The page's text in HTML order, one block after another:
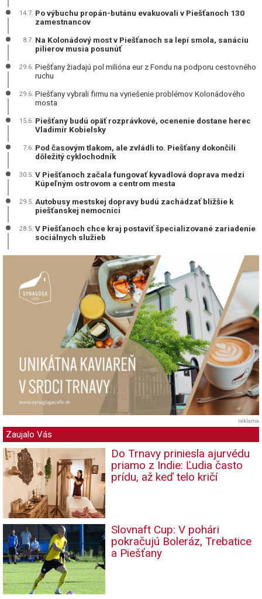
14.7. Po výbuchu propán-butánu evakuovali v Piešťanoch 130
zamestnancov
8.7. Na Kolonádový most v Piešťanoch sa lepí smola, sanáciu
pilierov musia posunúť
29.6. Piešťany žiadajú pol milióna eur z Fondu na podporu cestovného
ruchu
29.6. Piešťany vybrali firmu na vyriešenie problémov Kolonádového
mosta
15.6. Piešťany budú opäť rozprávkové, ocenenie dostane herec
Vladimír Kobielsky
7.6. Pod časovým tlakom, ale zvládli to. Piešťany dokončili
dôležitý cyklochodník
30.5. V Piešťanoch začala fungovať kyvadlová doprava medzi
Kúpeľným ostrovom a centrom mesta
29.5. Autobusy mestskej dopravy budú zachádzať bližšie k
piešťanskej nemocnici
28.5. V Piešťanoch chce kraj postaviť špecializované zariadenie
sociálnych služieb
reklama
Zaujalo Vás
Do Trnavy priniesla ajurvédu
priamo z Indie: Ľudia často
prídu, až keď telo kričí
Slovnaft Cup: V pohári
pokračujú Boleráz, Trebatice
a Piešťany